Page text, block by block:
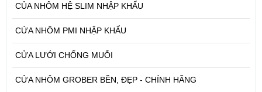
CỦA NHÔM HỆ SLIM NHẬP KHẨU
CỬA NHÔM PMI NHẬP KHẨU
CỬA LƯỚI CHỐNG MUỖI
CỬA NHÔM GROBER BỀN, ĐẸP - CHÍNH HÃNG